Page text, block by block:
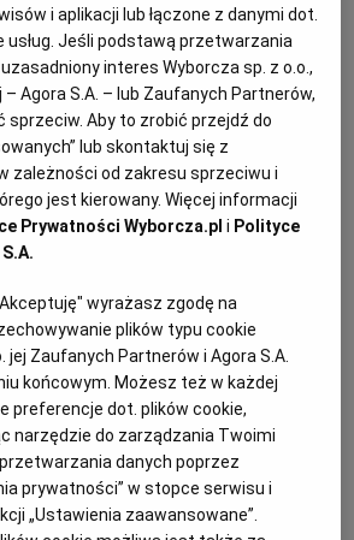
Przetargi
i aplikacji lub łączone z danymi dot.
usług. Jeśli podstawą przetwarzania
interes Wyborcza sp. z o.o.,
– Agora S.A. – lub Zaufanych Partnerów,
sprzeciw. Aby to zrobić przejdź do
lub skontaktuj się z
zależności od zakresu sprzeciwu i
jest kierowany. Więcej informacji
Prywatności Wyborcza.pl i Polityce
wyrażasz zgodę na
plików typu cookie
jej Zaufanych Partnerów i Agora S.A.
końcowym. Możesz też w każdej
preferencje dot. plików cookie,
narzędzie do zarządzania Twoimi
danych poprzez
prywatności” w stopce serwisu i
„Ustawienia zaawansowane”.